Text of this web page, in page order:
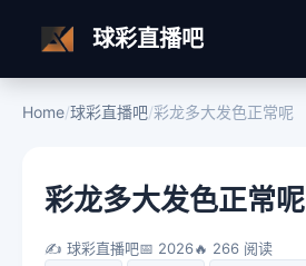
球彩直播吧
Home/球彩直播吧/彩龙多大发色正常呢
彩龙多大发色正常呢
✍️ 球彩直播吧📅 2026🔥 266 阅读